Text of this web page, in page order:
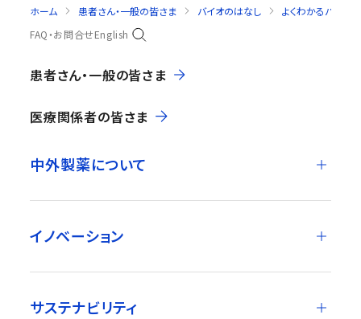
ホーム 患者さん・一般の皆さま バイオのはなし
よくわかるバイオ・
FAQ・お問合せEnglish
患者さん・一般の皆さま
医療関係者の皆さま
中外製薬について
イノベーション
サステナビリティ